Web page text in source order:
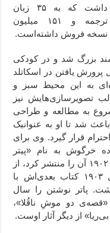
داشت که به ۳۵ زبان
ترجمه و ۱۵۱ میلیون
نسخه فروش داشته‌است.
بزرگ شد و در کودکی
پرورش یافتن در اسکاتلد
به این محیط سبز و
تصویرسازی‌هایش نیز
به مطالعه و طراحی
شد تا او به عنوانیک
قرار گیرد. وی برای
خرگوش به نام «پیتر
خرگوشه» در ۲۳ جلد نوشت و در سال ۱۹۰۲ آن را منتشر کرد، از
شهرتی جهانی برخوردار شد. او سال ۱۹۰۳ کتاب بعدی‌اش با
پاتر نوشتن را سال
«قصه‌ی دو موشِ ناقُلا»،
از دیگر آثار اوست.